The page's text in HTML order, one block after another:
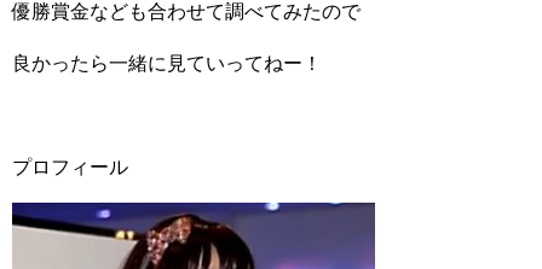
優勝賞金なども合わせて調べてみたので
良かったら一緒に見ていってねー！
プロフィール